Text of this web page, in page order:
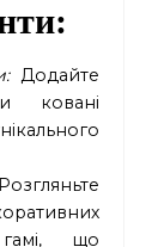
:
Додайте
ковані
що